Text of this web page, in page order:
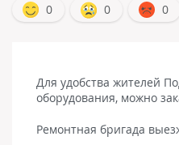
0 0 0
Для удобства жителей
оборудования, можно
Ремонтная бригада